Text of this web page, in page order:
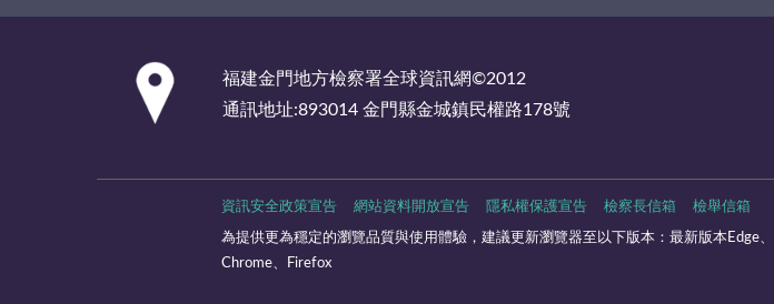
福建金門地方檢察署全球資訊網©2012
通訊地址:893014 金門縣金城鎮民權路178號
資訊安全政策宣告 網站資料開放宣告 隱私權保護宣告 檢察長信箱 檢舉信箱
為提供更為穩定的瀏覽品質與使用體驗，建議更新瀏覽器至以下版本：最新版本Edge、
Chrome、Firefox